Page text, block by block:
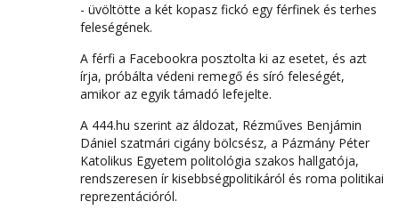
- üvöltötte a két kopasz fickó egy férfinek és terhes
feleségének.
A férfi a Facebookra posztolta ki az esetet, és azt
írja, próbálta védeni remegő és síró feleségét,
amikor az egyik támadó lefejelte.
A 444.hu szerint az áldozat, Rézműves Benjámin
Dániel szatmári cigány bölcsész, a Pázmány Péter
Katolikus Egyetem politológia szakos hallgatója,
rendszeresen ír kisebbségpolitikáról és roma politikai
reprezentációról.